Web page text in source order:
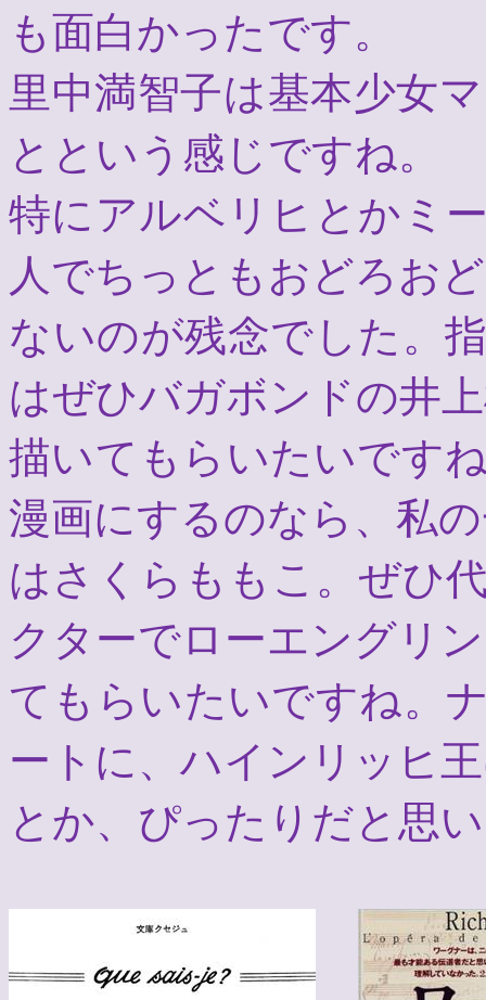
も面白かったです。
里中満智子は基本少女
とという感じですね。
特にアルベリヒとかミ
人でちっともおどろお
ないのが残念でした。
はぜひバガボンドの井
描いてもらいたいです
漫画にするのなら、私
はさくらももこ。ぜひ
クターでローエングリ
てもらいたいですね。
ートに、ハインリッヒ
とか、ぴったりだと思